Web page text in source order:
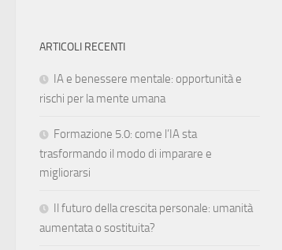
ARTICOLI RECENTI
IA e benessere mentale: opportunità e
rischi per la mente umana
Formazione 5.0: come l’IA sta
trasformando il modo di imparare e
migliorarsi
Il futuro della crescita personale: umanità
aumentata o sostituita?